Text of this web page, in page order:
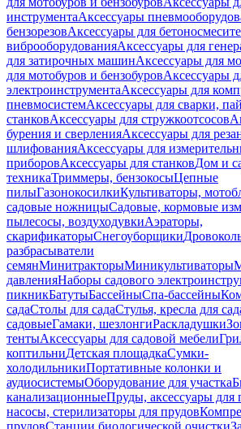
инструментаАксессуары
бензорезовАксессуары для
виброоборудованияАксессуары для
для затирочных машинАксессуары для
для мотобуров и бензобуровАксессуары
электроинструментаАксессуары для
пневмосистемАксессуары для сварки,
станковАксессуары для стружкоотсосов
бурения и сверленияАксессуары для
шлифованияАксессуары для
приборовАксессуары для станковДом и
техникаТриммеры, бензокосыЦепные
пилыГазонокосилкиКультиваторы,
садовые ножницыСадовые, кормовые
пылесосы, воздуходувкиАэраторы,
скарификаторыСнегоуборщики
разбрасыватели
семянМинитракторыМиникультиваторы
давленияНаборы садового
пикникБатутыБассейныСпа-бассейны
садаСтолы для садаСтулья, кресла для
садовыеГамаки, шезлонгиРаскладушки
тентыАксессуары для садовой мебели
коптильниДетская площадкаСумки-
холодильникиПортативные колонки и
аудиосистемыОборудование для участка
канализационныеПруды, аксессуары для
насосы, стерилизаторы для прудов
прудовСтанции биологической очистки